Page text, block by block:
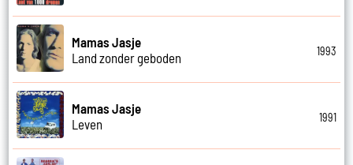
Mamas Jasje
Land zonder geboden
1993
Mamas Jasje
Leven
1991